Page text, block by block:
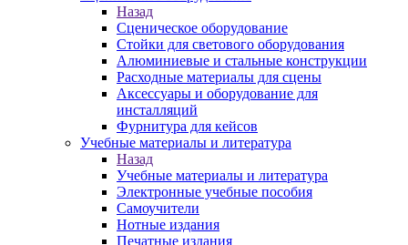
Назад
Сценическое оборудование
Стойки для светового оборудования
Алюминиевые и стальные конструкции
Расходные материалы для сцены
Аксессуары и оборудование для
инсталляций
Фурнитура для кейсов
Учебные материалы и литература
Назад
Учебные материалы и литература
Электронные учебные пособия
Самоучители
Нотные издания
Печатные издания